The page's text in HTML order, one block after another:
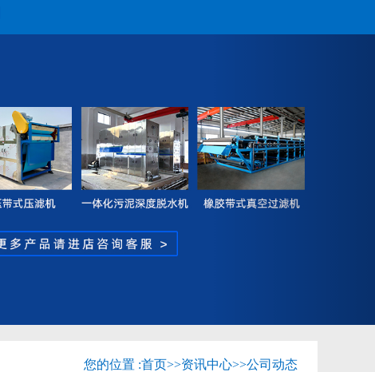
您的位置 :首页>>资讯中心>>公司动态